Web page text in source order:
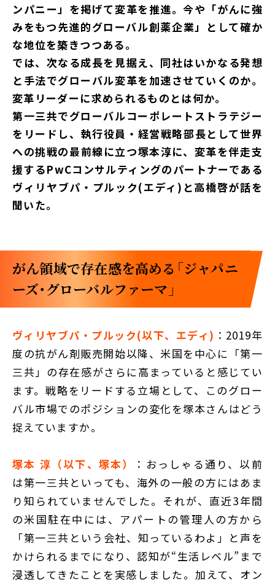
ンパニー」を掲げて変革を推進。今や「がんに強
みをもつ先進的グローバル創薬企業」として確か
な地位を築きつつある。
では、次なる成長を見据え、同社はいかなる発想
と手法でグローバル変革を加速させていくのか。
変革リーダーに求められるものとは何か。
第一三共でグローバルコーポレートストラテジー
をリードし、執行役員・経営戦略部長として世界
への挑戦の最前線に立つ塚本淳に、変革を伴走支
援するPwCコンサルティングのパートナーである
ヴィリヤブパ・プルック(エディ)と高橋啓が話を
聞いた。
がん領域で存在感を高める「ジャパニ
ーズ・グローバルファーマ」
ヴィリヤブパ・プルック(以下、エディ) ：2019年
度の抗がん剤販売開始以降、米国を中心に「第一
三共」の存在感がさらに高まっていると感じてい
ます。戦略をリードする立場として、このグロー
バル市場でのポジションの変化を塚本さんはどう
捉えていますか。
塚本 淳（以下、塚本）
：おっしゃる通り、以前
は第一三共といっても、海外の一般の方にはあま
り知られていませんでした。それが、直近3年間
の米国駐在中には、アパートの管理人の方から
「第一三共という会社、知っているわよ」と声を
かけられるまでになり、認知が“生活レベル”まで
浸透してきたことを実感しました。加えて、オン